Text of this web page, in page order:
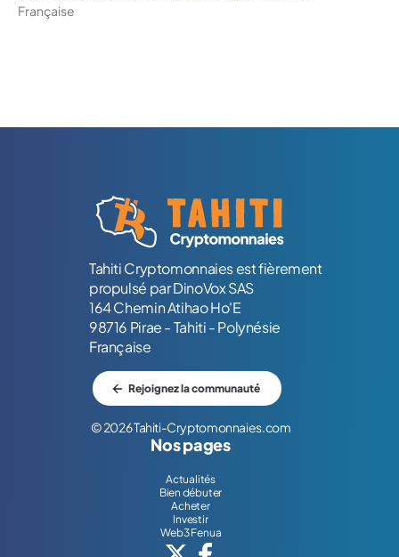
Française
Tahiti Cryptomonnaies est fièrement
propulsé par DinoVox SAS
164 Chemin Atihao Ho'E
98716 Pirae - Tahiti - Polynésie
Française
Rejoignez la communauté
© 2026 Tahiti-Cryptomonnaies.com
Nos pages
Actualités
Bien débuter
Acheter
Investir
Web3 Fenua